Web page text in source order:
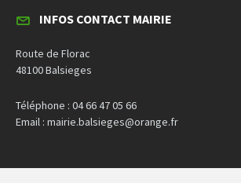
INFOS CONTACT MAIRIE
Route de Florac
48100 Balsieges
Téléphone : 04 66 47 05 66
Email : mairie.balsieges@orange.fr